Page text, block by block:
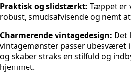
Praktisk og slidstærkt: Tæppet er
robust, smudsafvisende og nemt
Charmerende vintagedesign: Det
vintagemønster passer ubesværet
og skaber straks en stilfuld og
hjemmet.